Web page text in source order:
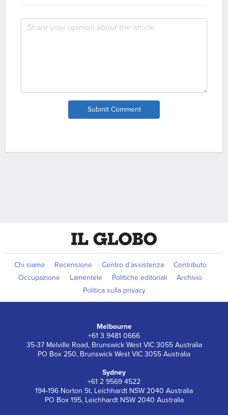
Submit Comment
Chi siamo Recensione Centro d’assistenza
Contributo
Occupazione
Lamentele Politiche editoriali
Archivio
Politica sulla privacy
Melbourne
+61 3 9481 0666
35-37 Melville Road, Brunswick West VIC 3055 Australia
PO Box 250, Brunswick West VIC 3055 Australia
Sydney
+61 2 9569 4522
194-196 Norton St, Leichhardt NSW 2040 Australia
PO Box 195, Leichhardt NSW 2040 Australia